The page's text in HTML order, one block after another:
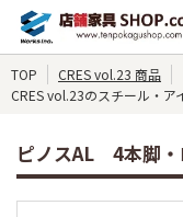
TOP
CRES vol.23 商品
CRES vol.23のスチール・
ピノスAL 4本脚